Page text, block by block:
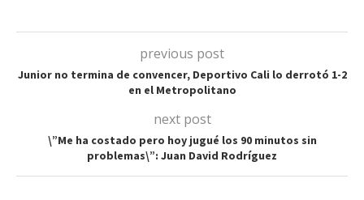
previous post
Junior no termina de convencer, Deportivo Cali lo derrotó 1-2
en el Metropolitano
next post
\”Me ha costado pero hoy jugué los 90 minutos sin
problemas\”: Juan David Rodríguez